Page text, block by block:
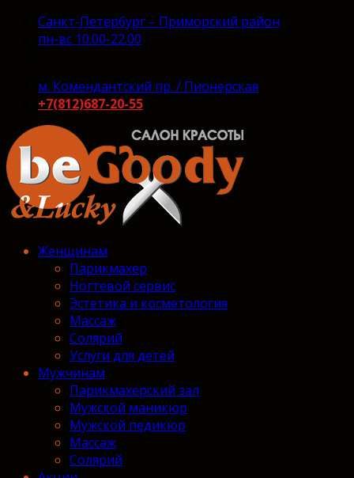
Санкт-Петербург – Приморский район
пн-вс 10.00-22.00
м. Комендантский пр. / Пионерская
+7(812)687-20-55
Женщинам
Парикмахер
Ногтевой сервис
Эстетика и косметология
Массаж
Солярий
Услуги для детей
Мужчинам
Парикмахерский зал
Мужской маникюр
Мужской педикюр
Массаж
Солярий